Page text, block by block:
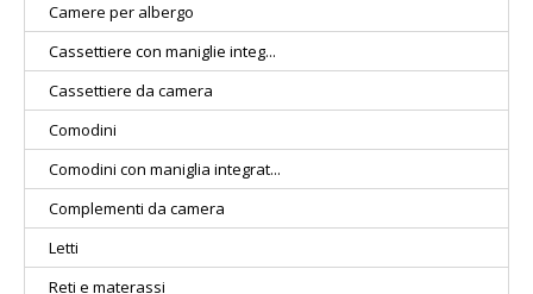
Camere per albergo
Cassettiere con maniglie integ...
Cassettiere da camera
Comodini
Comodini con maniglia integrat...
Complementi da camera
Letti
Reti e materassi